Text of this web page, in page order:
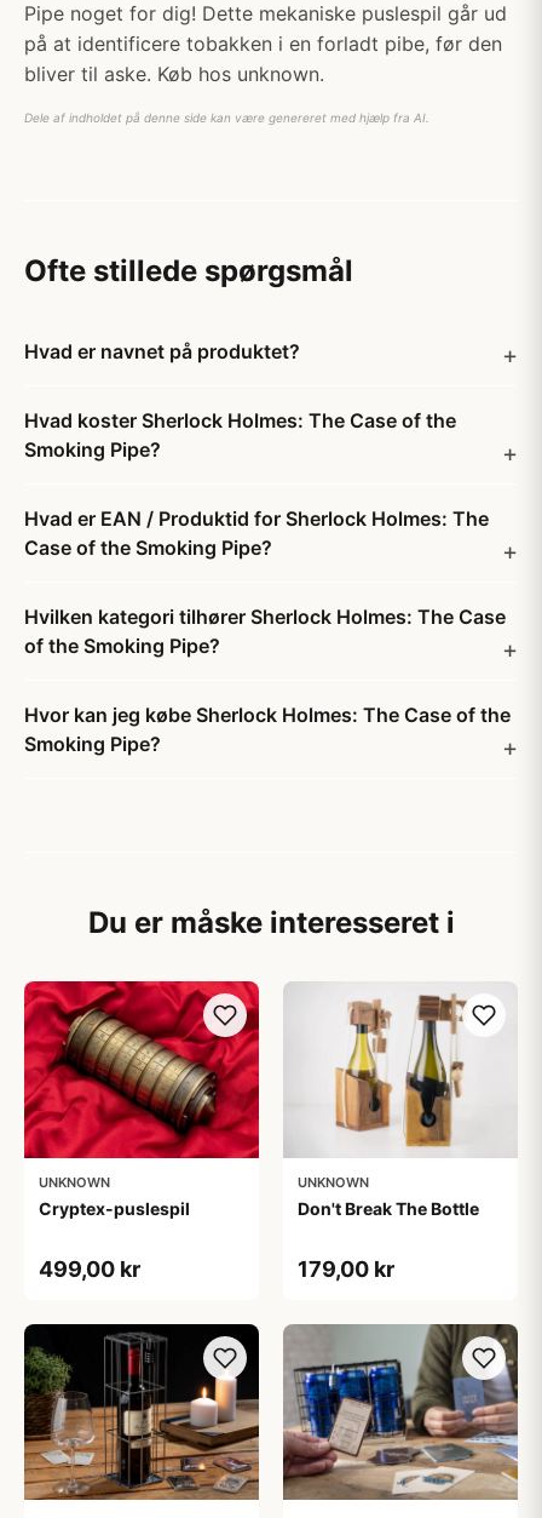
Pipe noget for dig! Dette mekaniske puslespil går ud
på at identificere tobakken i en forladt pibe, før den
bliver til aske. Køb hos unknown.
Dele af indholdet på denne side kan være genereret med hjælp fra AI.
Ofte stillede spørgsmål
Hvad er navnet på produktet?
Hvad koster Sherlock Holmes: The Case of the
Smoking Pipe?
Hvad er EAN / Produktid for Sherlock Holmes: The
Case of the Smoking Pipe?
Hvilken kategori tilhører Sherlock Holmes: The Case
of the Smoking Pipe?
Hvor kan jeg købe Sherlock Holmes: The Case of the
Smoking Pipe?
Du er måske interesseret i
UNKNOWN
Cryptex-puslespil
499,00 kr
UNKNOWN
Don't Break The Bottle
179,00 kr